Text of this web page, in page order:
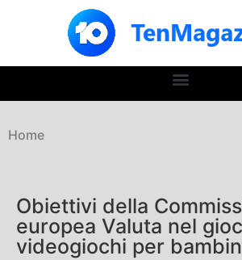
Home
Obiettivi della
europea Valuta nel
videogiochi per